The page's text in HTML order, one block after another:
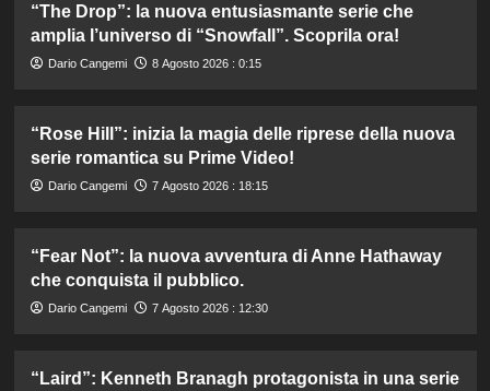
“The Drop”: la nuova entusiasmante serie che
amplia l’universo di “Snowfall”. Scoprila ora!
Dario Cangemi 8 Agosto 2026 : 0:15
“Rose Hill”: inizia la magia delle riprese della nuova
serie romantica su Prime Video!
Dario Cangemi 7 Agosto 2026 : 18:15
“Fear Not”: la nuova avventura di Anne Hathaway
che conquista il pubblico.
Dario Cangemi 7 Agosto 2026 : 12:30
“Laird”: Kenneth Branagh protagonista in una serie